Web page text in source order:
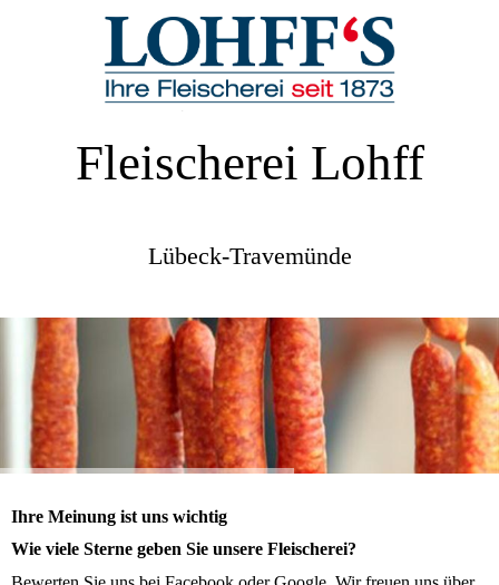
Fleischerei Lohff
Lübeck-Travemünde
Ihre Meinung ist uns wichtig
Wie viele Sterne geben Sie unsere Fleischerei?